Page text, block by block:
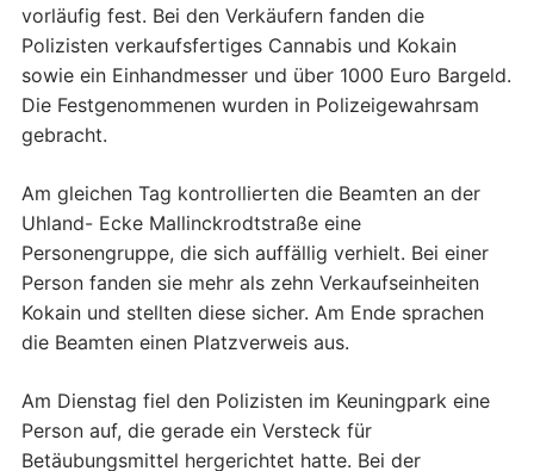
vorläufig fest. Bei den Verkäufern fanden die
Polizisten verkaufsfertiges Cannabis und Kokain
sowie ein Einhandmesser und über 1000 Euro Bargeld.
Die Festgenommenen wurden in Polizeigewahrsam
gebracht.
Am gleichen Tag kontrollierten die Beamten an der
Uhland- Ecke Mallinckrodtstraße eine
Personengruppe, die sich auffällig verhielt. Bei einer
Person fanden sie mehr als zehn Verkaufseinheiten
Kokain und stellten diese sicher. Am Ende sprachen
die Beamten einen Platzverweis aus.
Am Dienstag fiel den Polizisten im Keuningpark eine
Person auf, die gerade ein Versteck für
Betäubungsmittel hergerichtet hatte. Bei der